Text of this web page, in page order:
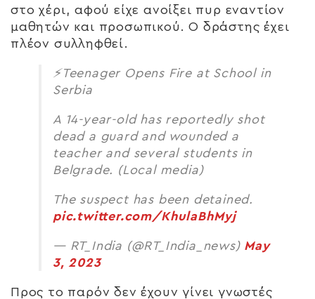
στο χέρι, αφού είχε ανοίξει πυρ εναντίον
μαθητών και προσωπικού. Ο δράστης έχει
πλέον συλληφθεί.
⚡️Teenager Opens Fire at School in
Serbia
A 14-year-old has reportedly shot
dead a guard and wounded a
teacher and several students in
Belgrade. (Local media)
The suspect has been detained.
pic.twitter.com/KhulaBhMyj
— RT_India (@RT_India_news) May
3, 2023
Προς το παρόν δεν έχουν γίνει γνωστές